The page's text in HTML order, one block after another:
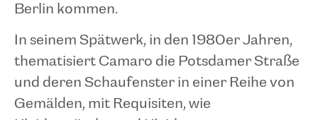
Berlin kommen.
In seinem Spätwerk, in den 1980er Jahren,
thematisiert Camaro die Potsdamer Straße
und deren Schaufenster in einer Reihe von
Gemälden, mit Requisiten, wie